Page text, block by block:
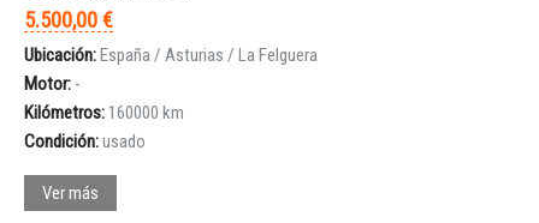
5.500,00 €
Ubicación:España / Asturias / La Felguera
Motor: -
Kilómetros: 160000 km
Condición:usado
Ver más